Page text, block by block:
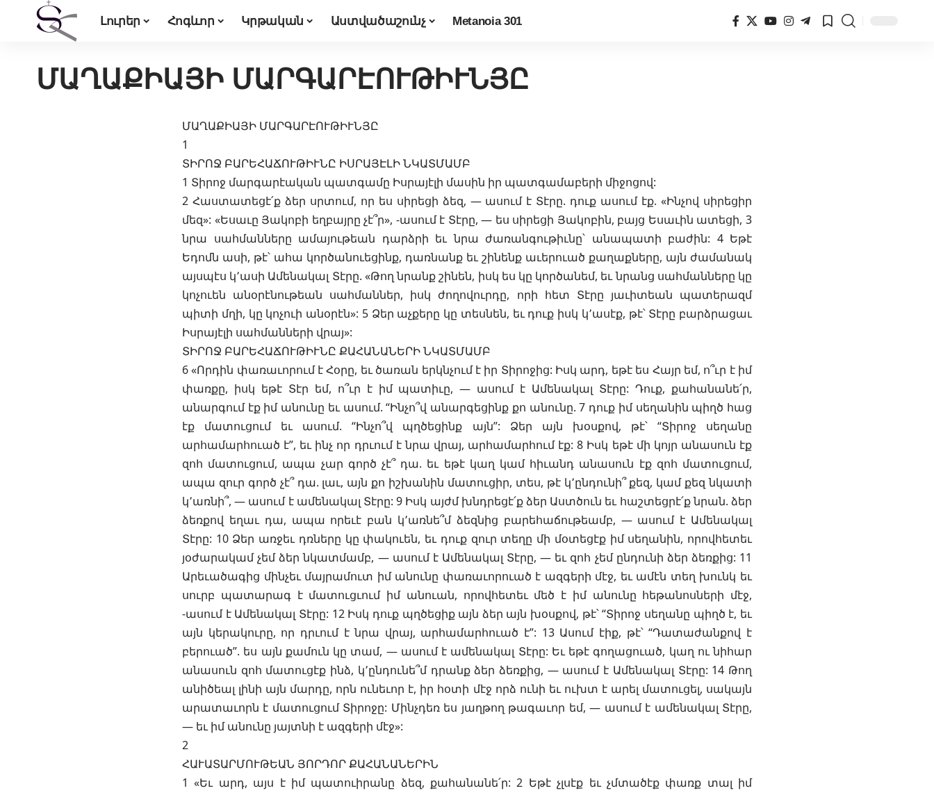
Լուրեր Հոգևոր Կրթական Աստվածաշունչ Metanoia 301
ՄԱՂԱՔԻԱՅԻ ՄԱՐԳԱՐԷՈՒԹԻՒՆՅԸ
ՄԱՂԱՔԻԱՅԻ ՄԱՐԳԱՐԷՈՒԹԻՒՆՅԸ
1
ՏԻՐՈՋ ԲԱՐԵՀԱՃՈՒԹԻՒՆԸ ԻՍՐԱՅԷԼԻ ՆԿԱՏՄԱՄԲ
1 Տիրոջ մարգարէական պատգամը Իսրայէլի մասին իր պատգամաբերի միջոցով:
2 Հաստատեցէ՛ք ձեր սրտում, որ ես սիրեցի ձեզ, — ասում է Տէրը. դուք ասում էք. «Ինչով սիրեցիր
մեզ»: «Եսաւը Յակոբի եղբայրը չէ՞ր», -ասում է Տէրը, — ես սիրեցի Յակոբին, բայց Եսաւին ատեցի, 3
նրա սահմանները ամայութեան դարձրի եւ նրա ժառանգութիւնը՝ անապատի բաժին: 4 Եթէ
Եդոմն ասի, թէ՝ ահա կործանուեցինք, դառնանք եւ շինենք աւերուած քաղաքները, այն ժամանակ
այսպէս կ՚ասի Ամենակալ Տէրը. «Թող նրանք շինեն, իսկ ես կը կործանեմ, եւ նրանց սահմանները կը
կոչուեն անօրէնութեան սահմաններ, իսկ ժողովուրդը, որի հետ Տէրը յաւիտեան պատերազմ
պիտի մղի, կը կոչուի անօրէն»: 5 Ձեր աչքերը կը տեսնեն, եւ դուք իսկ կ՚ասէք, թէ՝ Տէրը բարձրացաւ
Իսրայէլի սահմանների վրայ»:
ՏԻՐՈՋ ԲԱՐԵՀԱՃՈՒԹԻՒՆԸ ՔԱՀԱՆԱՆԵՐԻ ՆԿԱՏՄԱՄԲ
6 «Որդին փառաւորում է Հօրը, եւ ծառան երկնչում է իր Տիրոջից: Իսկ արդ, եթէ ես Հայր եմ, ո՞ւր է իմ
փառքը, իսկ եթէ Տէր եմ, ո՞ւր է իմ պատիւը, — ասում է Ամենակալ Տէրը: Դուք, քահանանե՛ր,
անարգում էք իմ անունը եւ ասում. “Ինչո՞վ անարգեցինք քո անունը. 7 դուք իմ սեղանին պիղծ հաց
էք մատուցում եւ ասում. “Ինչո՞վ պղծեցինք այն”: Ձեր այն խօսքով, թէ՝ “Տիրոջ սեղանը
արհամարհուած է”, եւ ինչ որ դրւում է նրա վրայ, արհամարհում էք: 8 Իսկ եթէ մի կոյր անասուն էք
զոհ մատուցում, ապա չար գործ չէ՞ դա. եւ եթէ կաղ կամ հիւանդ անասուն էք զոհ մատուցում,
ապա զուր գործ չէ՞ դա. լաւ, այն քո իշխանին մատուցիր, տես, թէ կ՚ընդունի՞ քեզ, կամ քեզ նկատի
կ՚առնի՞, — ասում է ամենակալ Տէրը: 9 Իսկ այժմ խնդրեցէ՛ք ձեր Աստծուն եւ հաշտեցրէ՛ք նրան. ձեր
ձեռքով եղաւ դա, ապա որեւէ բան կ՚առնե՞մ ձեզնից բարեհաճութեամբ, — ասում է Ամենակալ
Տէրը: 10 Ձեր առջեւ դռները կը փակուեն, եւ դուք զուր տեղը մի մօտեցէք իմ սեղանին, որովհետեւ
յօժարակամ չեմ ձեր նկատմամբ, — ասում է Ամենակալ Տէրը, — եւ զոհ չեմ ընդունի ձեր ձեռքից: 11
Արեւածագից մինչեւ մայրամուտ իմ անունը փառաւորուած է ազգերի մէջ, եւ ամէն տեղ խունկ եւ
սուրբ պատարագ է մատուցւում իմ անուան, որովհետեւ մեծ է իմ անունը հեթանոսների մէջ,
-ասում է Ամենակալ Տէրը: 12 Իսկ դուք պղծեցիք այն ձեր այն խօսքով, թէ՝ “Տիրոջ սեղանը պիղծ է, եւ
այն կերակուրը, որ դրւում է նրա վրայ, արհամարհուած է”: 13 Ասում էիք, թէ՝ “Դատաժանքով է
բերուած”. ես այն քամուն կը տամ, — ասում է ամենակալ Տէրը: Եւ եթէ գողացուած, կաղ ու նիհար
անասուն զոհ մատուցէք ինձ, կ՚ընդունե՞մ դրանք ձեր ձեռքից, — ասում է Ամենակալ Տէրը: 14 Թող
անիծեալ լինի այն մարդը, որն ունեւոր է, իր հօտի մէջ որձ ունի եւ ուխտ է արել մատուցել, սակայն
արատաւորն է մատուցում Տիրոջը: Մինչդեռ ես յաղթող թագաւոր եմ, — ասում է ամենակալ Տէրը,
— եւ իմ անունը յայտնի է ազգերի մէջ»:
2
ՀԱՒԱՏԱՐՄՈՒԹԵԱՆ ՅՈՐԴՈՐ ՔԱՀԱՆԱՆԵՐԻՆ
1 «Եւ արդ, այս է իմ պատուիրանը ձեզ, քահանանե՛ր: 2 Եթէ չլսէք եւ չմտածէք փառք տալ իմ